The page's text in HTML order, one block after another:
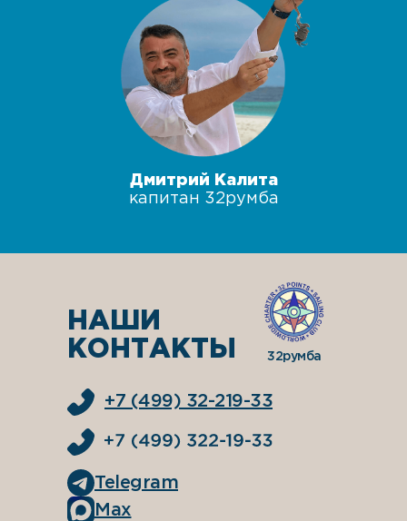
Дмитрий Калита
капитан 32румба
НАШИ
КОНТАКТЫ
32румба
+7 (499) 32-219-33
Telegram
Max